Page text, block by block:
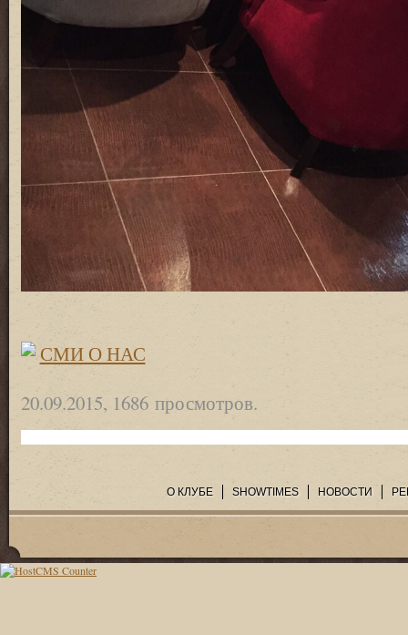
СМИ О НАС
20.09.2015, 1686 просмотров.
О КЛУБЕ SHOWTIMES НОВОСТИ